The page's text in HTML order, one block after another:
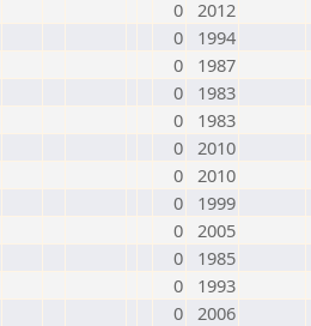
0 2012
0
1994
0
1987
0
1983
0
1983
0 2010
0 2010
0
1999
0 2005
0
1985
0
1993
0 2006